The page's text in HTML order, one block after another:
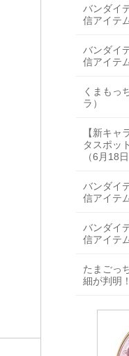
バンダイ
信アイテ
バンダイ
信アイテ
くまもっ
ラ）
【新キャ
タスポッ
（6月18
バンダイ
信アイテ
バンダイ
信アイテ
たまごっ
細が判明